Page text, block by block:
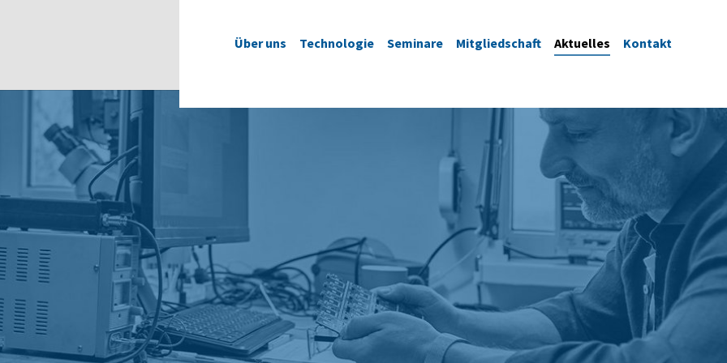
Über uns Technologie Seminare Mitgliedschaft Aktuelles Kontakt